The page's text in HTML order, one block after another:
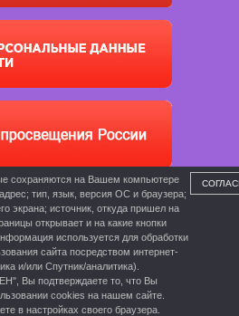
сохраняются на Вашем компьютере
тип, язык, версия ОС и браузера;
экрана; источник, откуда пришел на
открывает и на какие кнопки
используется для обработки
сайта посредством интернет-
и/или Спутник/аналитика).
Вы подтверждаете то, что Вы
cookies на нашем сайте.
в настройках своего браузера.